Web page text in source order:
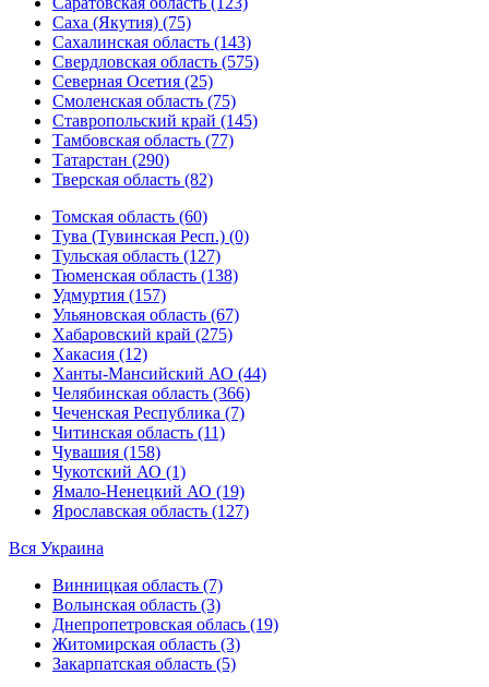
Саха (Якутия) (75)
Сахалинская область (143)
Свердловская область (575)
Северная Осетия (25)
Смоленская область (75)
Ставропольский край (145)
Тамбовская область (77)
Татарстан (290)
Тверская область (82)
Томская область (60)
Тува (Тувинская Респ.) (0)
Тульская область (127)
Тюменская область (138)
Удмуртия (157)
Ульяновская область (67)
Хабаровский край (275)
Хакасия (12)
Ханты-Мансийский АО (44)
Челябинская область (366)
Чеченская Республика (7)
Читинская область (11)
Чувашия (158)
Чукотский АО (1)
Ямало-Ненецкий АО (19)
Ярославская область (127)
Вся Украина
Винницкая область (7)
Волынская область (3)
Днепропетровская облась (19)
Житомирская область (3)
Закарпатская область (5)